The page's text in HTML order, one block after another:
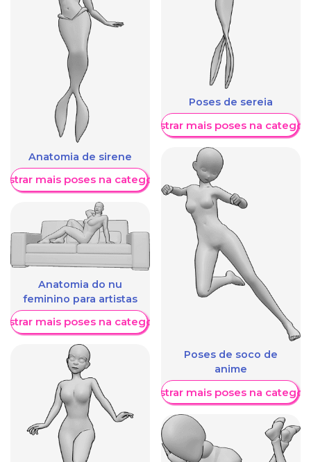
Anatomia de sirene
mais poses na categoria
Anatomia do nu
feminino para artistas
mais poses na categoria
Poses de sereia
Mostrar mais poses na
Poses de soco de
anime
Mostrar mais poses na